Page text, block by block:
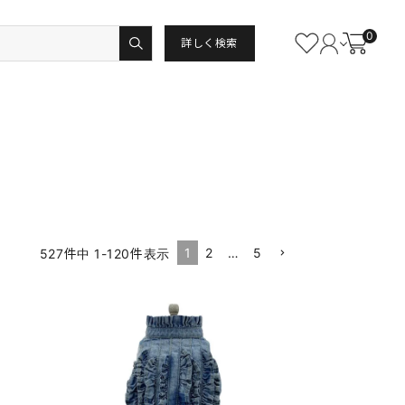
詳しく検索
0
527件中 1 -120件表示 1 2 … 5